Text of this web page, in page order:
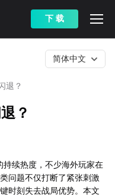
下 载
退？
简体中文
？
续热度，不少海外玩家在
问题不仅打断了紧张刺激
时刻失去战局优势。本文